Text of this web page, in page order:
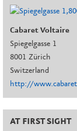
Cabaret Voltaire
Spiegelgasse 1
8001 Zürich
Switzerland
http://
AT FIRST SIGHT